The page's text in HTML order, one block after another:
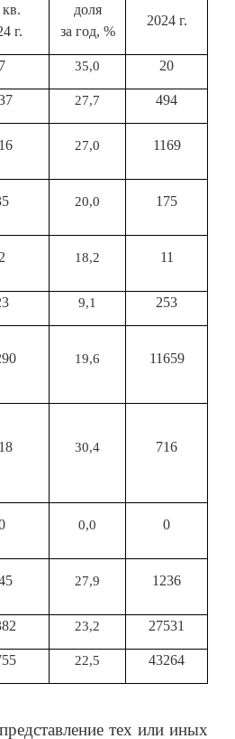
г.
доля
за год, %
2024 г.
7 35,0 20
27,7 494
27,0 1169
20,0 175
2 18,2 11
9,1 253
19,6 11659
30,4 716
0,0 0
27,9 1236
23,2 27531
22,5 43264
тех или иных